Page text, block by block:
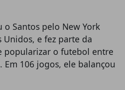
o Santos pelo New York
Unidos, e fez parte da
popularizar o futebol entre
Em 106 jogos, ele balançou